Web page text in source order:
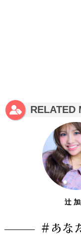
RELATED
辻
#あな